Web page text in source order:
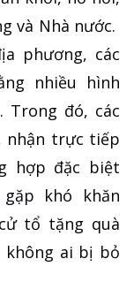
và Nhà nước.
phương, các
nhiều hình
Trong đó, các
nhận trực tiếp
hợp đặc biệt
khó khăn
tổ tặng quà
ai bị bỏ